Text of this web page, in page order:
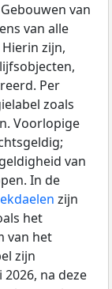
van
van alle
zijn,
Per
zoals
Voorlopige
van
In de
zijn
het
van het
zijn
na deze